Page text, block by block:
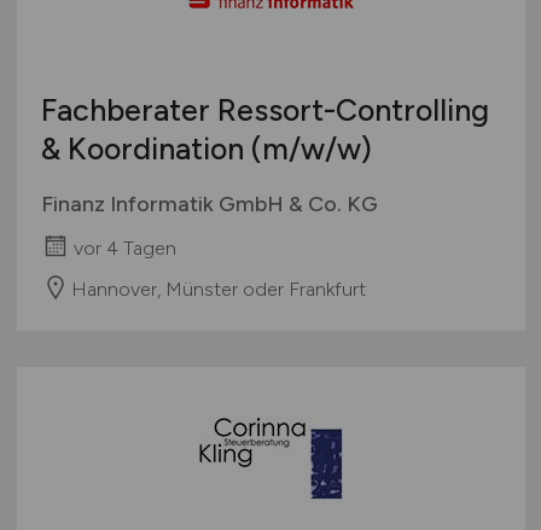
Fachberater Ressort-Controlling
& Koordination (m/w/w)
Finanz Informatik GmbH & Co. KG
vor 4 Tagen
Hannover, Münster oder Frankfurt